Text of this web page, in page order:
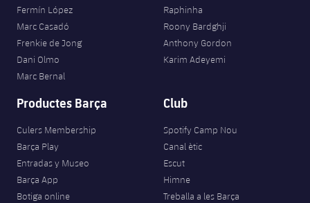
Fermín López
Marc Casadó
Frenkie de Jong
Dani Olmo
Marc Bernal
Raphinha
Roony Bardghji
Anthony Gordon
Karim Adeyemi
Productes Barça
Culers Membership
Barça Play
Entradas y Museo
Barça App
Botiga online
Club
Spotify Camp Nou
Canal ètic
Escut
Himne
Treballa a les Barça